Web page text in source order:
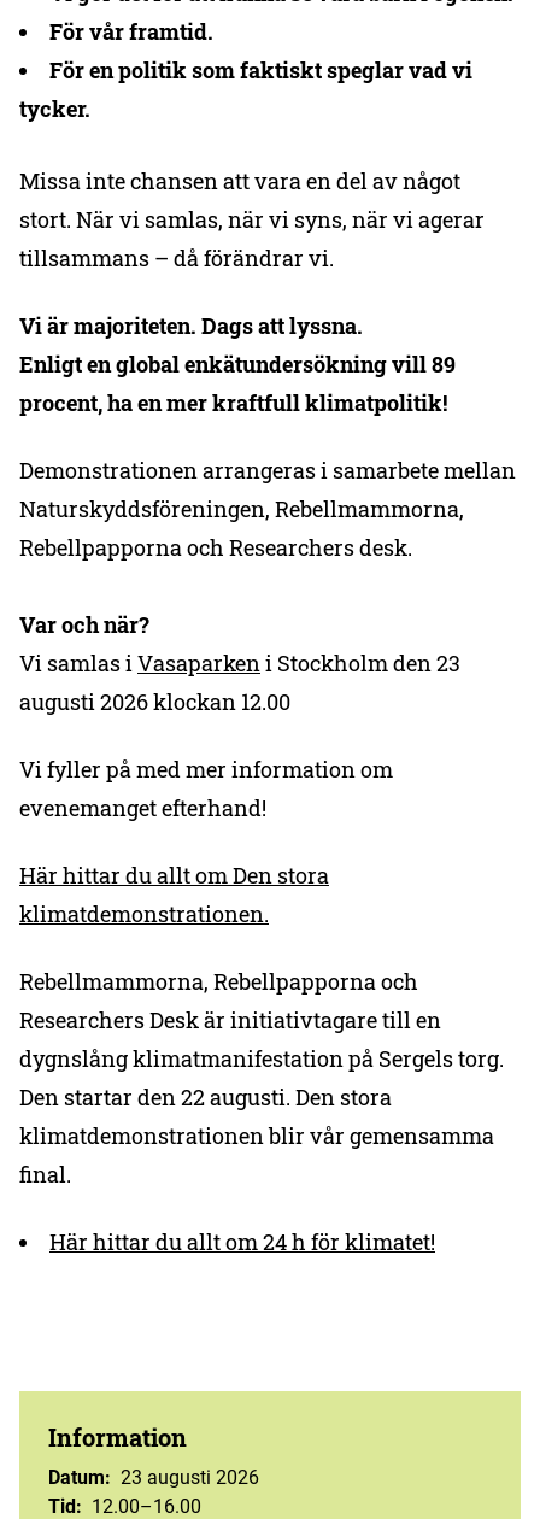
För vår framtid.
För en politik som faktiskt speglar vad vi
tycker.
Missa inte chansen att vara en del av något
stort. När vi samlas, när vi syns, när vi agerar
tillsammans – då förändrar vi.
Vi är majoriteten. Dags att lyssna.
Enligt en global enkätundersökning vill 89
procent, ha en mer kraftfull klimatpolitik!
Demonstrationen arrangeras i samarbete mellan
Naturskyddsföreningen, Rebellmammorna,
Rebellpapporna och Researchers desk.
Var och när?
Vi samlas iVasaparkeni Stockholm den 23
augusti 2026 klockan 12.00
Vi fyller på med mer information om
evenemanget efterhand!
Här hittar du allt om Den stora
klimatdemonstrationen.
Rebellmammorna, Rebellpapporna och
Researchers Desk är initiativtagare till en
dygnslång klimatmanifestation på Sergels torg.
Den startar den 22 augusti. Den stora
klimatdemonstrationen blir vår gemensamma
final.
Här hittar du allt om 24 h för klimatet!
Information
Datum: 23 augusti 2026
Tid: 12.00–16.00